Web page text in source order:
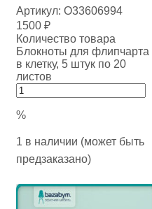
Артикул: О33606994
1500 ₽
Количество товара
Блокноты для флипчарта
в клетку, 5 штук по 20
листов
%
1 в наличии (может быть
предзаказано)